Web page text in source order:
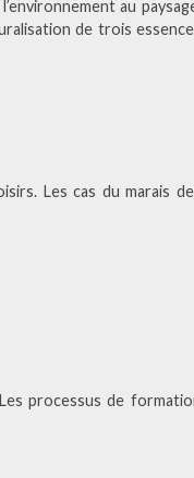
au
de trois
Les cas du marais
processus de